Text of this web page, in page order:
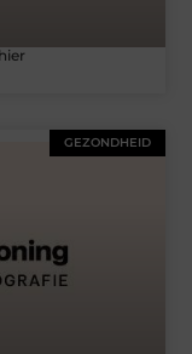
GEZONDHEID